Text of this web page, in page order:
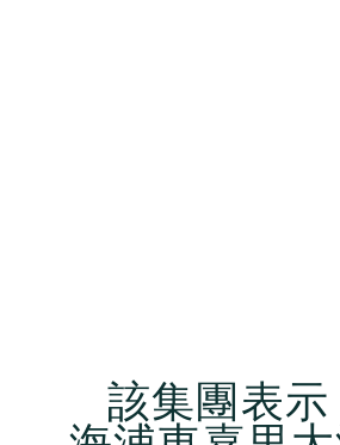
該集團表